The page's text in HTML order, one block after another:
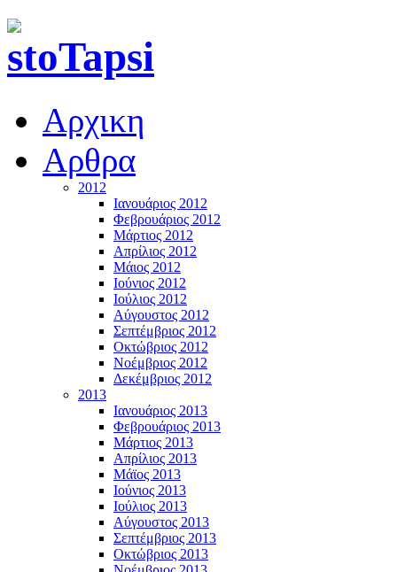
Αρχικη
Αρθρα
2012
Ιανουάριος 2012
Φεβρουάριος 2012
Μάρτιος 2012
Απρίλιος 2012
Μάιος 2012
Ιούνιος 2012
Ιούλιος 2012
Αύγουστος 2012
Σεπτέμβριος 2012
Οκτώβριος 2012
Νοέμβριος 2012
Δεκέμβριος 2012
2013
Ιανουάριος 2013
Φεβρουάριος 2013
Μάρτιος 2013
Απρίλιος 2013
Μάϊος 2013
Ιούνιος 2013
Ιούλιος 2013
Αύγουστος 2013
Σεπτέμβριος 2013
Οκτώβριος 2013